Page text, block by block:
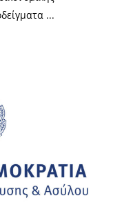
...